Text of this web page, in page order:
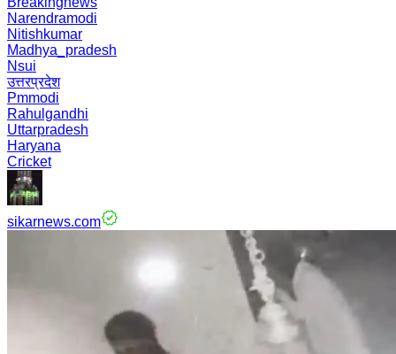
Narendramodi
Nitishkumar
Madhya_pradesh
Nsui
उत्तरप्रदेश
Pmmodi
Rahulgandhi
Uttarpradesh
Haryana
Cricket
sikarnews.com